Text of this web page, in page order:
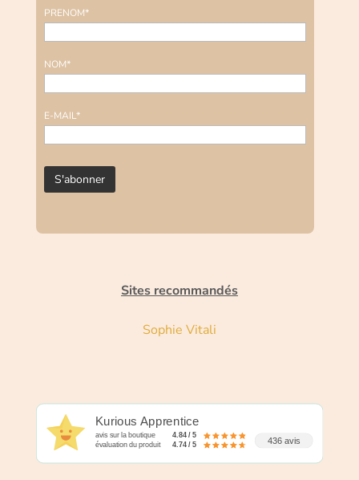
PRENOM*
NOM*
E-MAIL*
Sites recommandés
Sophie Vitali
Kurious Apprentice
avis sur la boutique
4.84 / 5
évaluation du produit
4.74 / 5 436 avis